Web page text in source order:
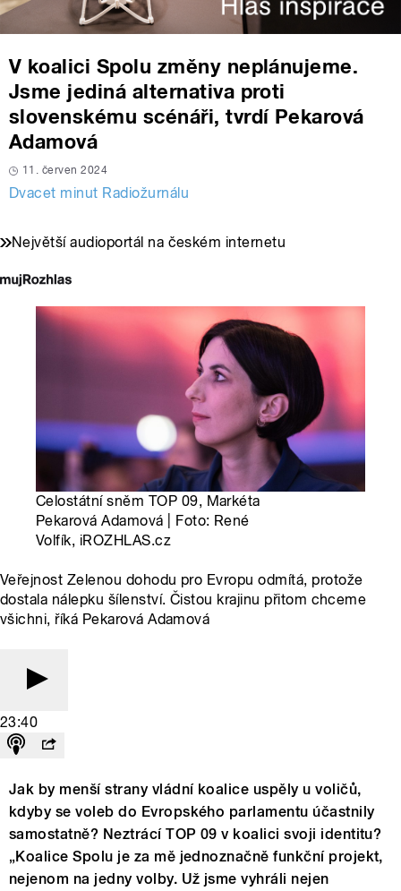
V koalici Spolu změny neplánujeme.
Jsme jediná alternativa proti
slovenskému scénáři, tvrdí Pekarová
Adamová
11. červen 2024
Dvacet minut Radiožurnálu
Největší audioportál na českém internetu
Celostátní sněm TOP 09, Markéta
Pekarová Adamová | Foto: René
Volfík, iROZHLAS.cz
Veřejnost Zelenou dohodu pro Evropu odmítá, protože
dostala nálepku šílenství. Čistou krajinu přitom chceme
všichni, říká Pekarová Adamová
23:40
Jak by menší strany vládní koalice uspěly u voličů,
kdyby se voleb do Evropského parlamentu účastnily
samostatně? Neztrácí TOP 09 v koalici svoji identitu?
„Koalice Spolu je za mě jednoznačně funkční projekt,
nejenom na jedny volby. Už jsme vyhráli nejen